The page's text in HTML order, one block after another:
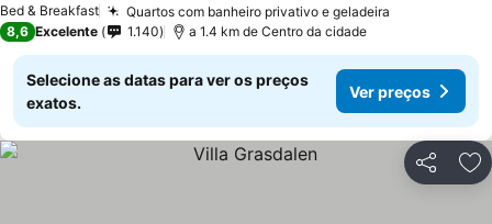
Bed & Breakfast Quartos com banheiro privativo e geladeira
8,6 Excelente 1.140 a 1.4 km de Centro da cidade
Selecione as datas para ver os preços
exatos.
Ver preços
Partilhar